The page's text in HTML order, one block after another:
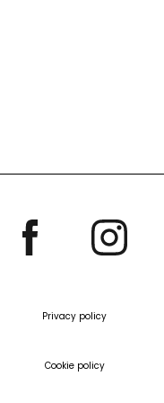
Privacy policy
Cookie policy